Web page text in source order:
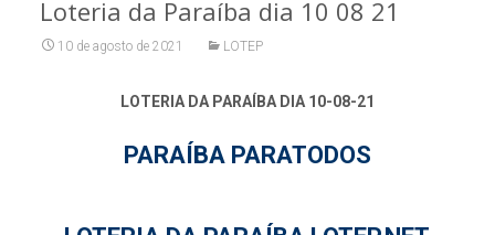
Loteria da Paraíba dia 10 08 21
10 de agosto de 2021 LOTEP
LOTERIA DA PARAÍBA DIA 10-08-21
PARAÍBA PARATODOS